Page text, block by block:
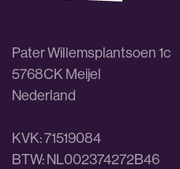
Pater Willemsplantsoen 1c
5768CK Meijel
Nederland
KVK: 71519084
BTW: NL002374272B46